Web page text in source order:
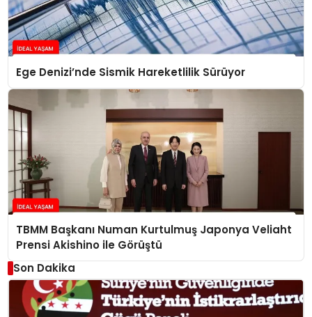
Ege Denizi’nde Sismik Hareketlilik Sürüyor
TBMM Başkanı Numan Kurtulmuş Japonya Veliaht
Prensi Akishino ile Görüştü
Son Dakika